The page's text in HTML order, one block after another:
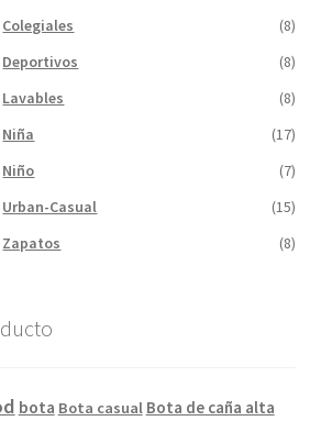
Colegiales
(8)
Deportivos
(8)
Lavables
(8)
Niña
(17)
Niño
(7)
Urban-Casual
(15)
Zapatos
(8)
bota Bota casual Bota de caña alta